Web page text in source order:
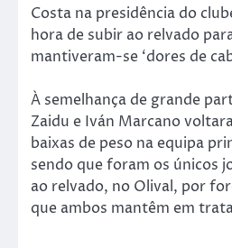
Costa na presidência do
hora de subir ao relvado
mantiveram-se ‘dores de
À semelhança de grande
Zaidu e Iván Marcano
baixas de peso na equipa
sendo que foram os únicos
ao relvado, no Olival, por
que ambos mantêm em